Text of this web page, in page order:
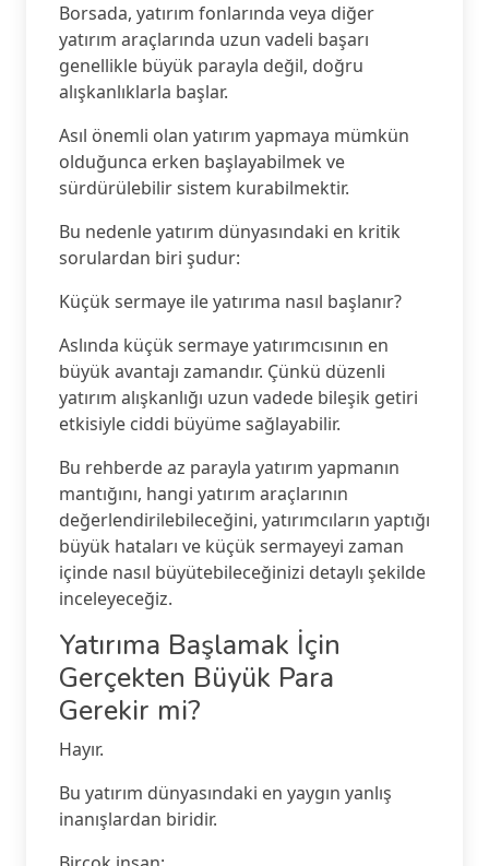
Borsada, yatırım fonlarında veya diğer
yatırım araçlarında uzun vadeli başarı
genellikle büyük parayla değil, doğru
alışkanlıklarla başlar.
Asıl önemli olan yatırım yapmaya mümkün
olduğunca erken başlayabilmek ve
sürdürülebilir sistem kurabilmektir.
Bu nedenle yatırım dünyasındaki en kritik
sorulardan biri şudur:
Küçük sermaye ile yatırıma nasıl başlanır?
Aslında küçük sermaye yatırımcısının en
büyük avantajı zamandır. Çünkü düzenli
yatırım alışkanlığı uzun vadede bileşik getiri
etkisiyle ciddi büyüme sağlayabilir.
Bu rehberde az parayla yatırım yapmanın
mantığını, hangi yatırım araçlarının
değerlendirilebileceğini, yatırımcıların yaptığı
büyük hataları ve küçük sermayeyi zaman
içinde nasıl büyütebileceğinizi detaylı şekilde
inceleyeceğiz.
Yatırıma Başlamak İçin
Gerçekten Büyük Para
Gerekir mi?
Hayır.
Bu yatırım dünyasındaki en yaygın yanlış
inanışlardan biridir.